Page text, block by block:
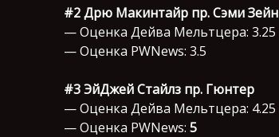
#2 Дрю Макинтайр пр. Сэми Зейн
— Оценка Дейва Мельтцера: 3.25
— Оценка PWNews: 3.5
#3 ЭйДжей Стайлз пр. Гюнтер
— Оценка Дейва Мельтцера: 4.25
— Оценка PWNews: 5